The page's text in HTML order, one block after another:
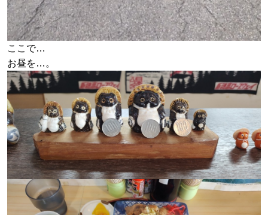
ここで…
お昼を…。